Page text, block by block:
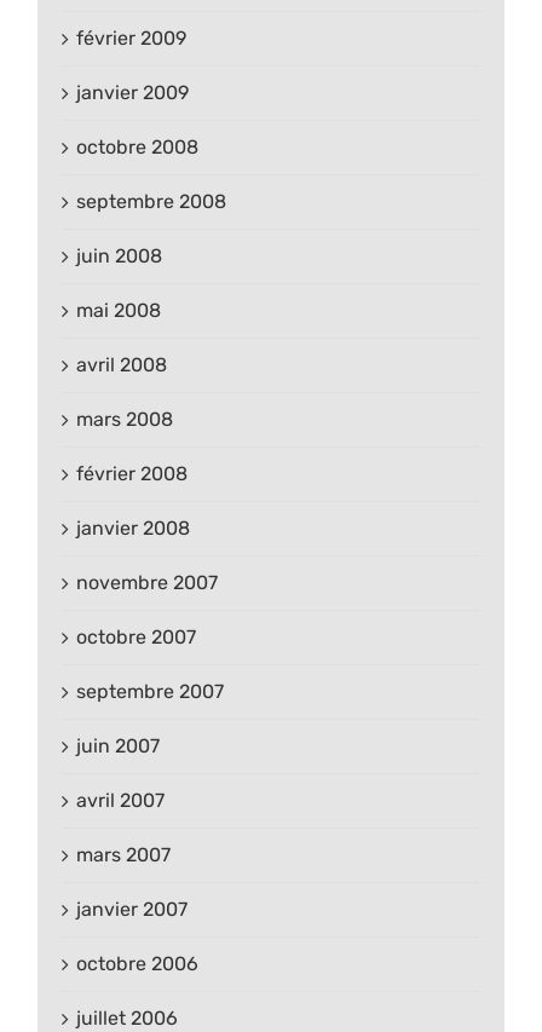
février 2009
janvier 2009
octobre 2008
septembre 2008
juin 2008
mai 2008
avril 2008
mars 2008
février 2008
janvier 2008
novembre 2007
octobre 2007
septembre 2007
juin 2007
avril 2007
mars 2007
janvier 2007
octobre 2006
juillet 2006